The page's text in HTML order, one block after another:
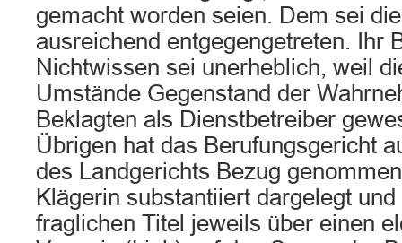
gemacht worden seien. Dem sei
ausreichend entgegengetreten. Ihr
Nichtwissen sei unerheblich, weil
Umstände Gegenstand der
Beklagten als Dienstbetreiber
Übrigen hat das Berufungsgericht
des Landgerichts Bezug
Klägerin substantiiert dargelegt
fraglichen Titel jeweils über einen